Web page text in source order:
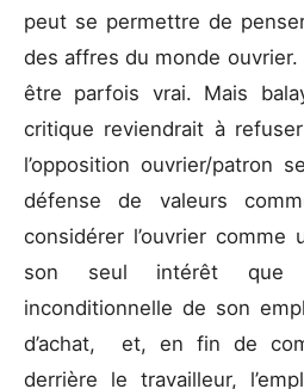
peut se permettre de
des affres du monde
être parfois vrai. Mais
critique reviendrait à
l’opposition ouvrier/patron
défense de valeurs
considérer l’ouvrier
son seul intérêt que
inconditionnelle de son
d’achat, et, en fin de
derrière le travailleur,